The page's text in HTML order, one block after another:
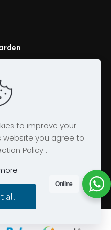
door
to improve your
website you agree to
Policy .
all
Online